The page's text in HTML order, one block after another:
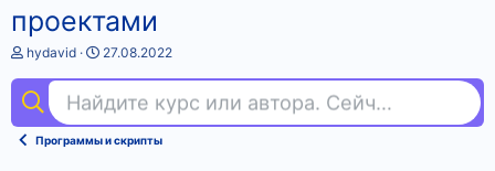
проектами
А
т
о
т
hydavid
Д
а
н
а
27.08.2022
Найдите курс или автора. Сейчас ищут
Программы и скрипты